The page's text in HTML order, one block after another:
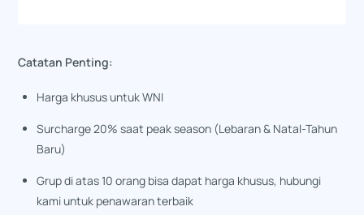
Catatan Penting:
Harga khusus untuk WNI
Surcharge 20% saat peak season (Lebaran & Natal-Tahun
Baru)
Grup di atas 10 orang bisa dapat harga khusus, hubungi
kami untuk penawaran terbaik